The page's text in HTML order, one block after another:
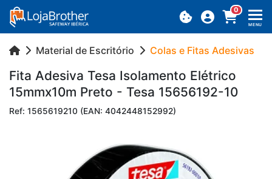
0
MENU
Material de Escritório Colas e Fitas Adesivas
Fita Ade­siva Tesa Iso­la­mento Elé­trico
15mmx10m Preto - Tesa 15656192-10
Ref: 1565619210 (EAN: 4042448152992)